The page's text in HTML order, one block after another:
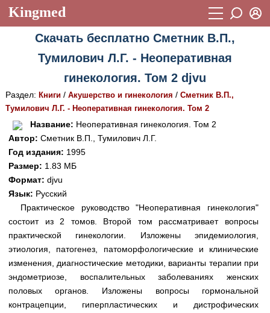
Kingmed
Учебный материал
Видеогалерея 899
Истории болезней 1268
Лекции и презентации 2474
Аккредитационные тесты
Методические рекомендации
Научно-популярное
Новости (244)
Медицинская стандартизация
Нормативы экстренной и неотложной помощи
Восстановить пароль
Регистрация
Скачать бесплатно Сметник В.П.,
Тумилович Л.Г. - Неоперативная
гинекология. Том 2 djvu
Раздел: Книги/ Акушерство и гинекология / Сметник В.П.,
Тумилович Л.Г. - Неоперативная гинекология. Том 2
Название: Неоперативная гинекология. Том 2
Автор: Сметник В.П., Тумилович Л.Г.
Год издания: 1995
Размер: 1.83 МБ
Формат: djvu
Язык: Русский
Практическое руководство "Неоперативная гинекология"
состоит из 2 томов. Второй том рассматривает вопросы
практической гинекологии. Изложены эпидемиология,
этиология, патогенез, патоморфологические и клинические
изменения, диагностические методики, варианты терапии при
эндометриозе, воспалительных заболеваниях женских
половых органов. Изложены вопросы гормональной
контрацепции, гиперпластических и дистрофических